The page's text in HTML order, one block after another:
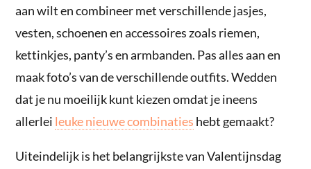
aan wilt en combineer met verschillende jasjes,
vesten, schoenen en accessoires zoals riemen,
kettinkjes, panty’s en armbanden. Pas alles aan en
maak foto’s van de verschillende outfits. Wedden
dat je nu moeilijk kunt kiezen omdat je ineens
allerlei leuke nieuwe combinaties hebt gemaakt?
Uiteindelijk is het belangrijkste van Valentijnsdag